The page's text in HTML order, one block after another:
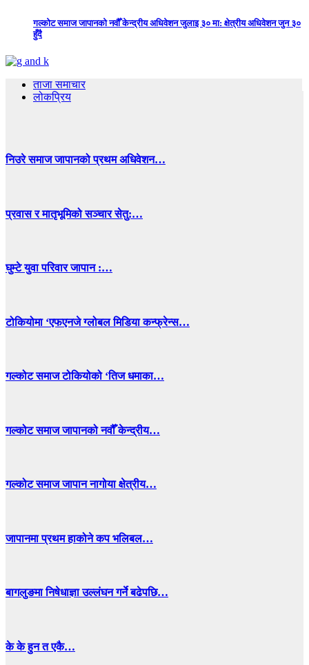
गल्कोट समाज जापानको नवौँ केन्द्रीय अधिवेशन जुलाइ ३० मा: क्षेत्रीय अधिवेशन जुन ३०
हुँदै
ताजा समाचार
लोकप्रिय
निउरे समाज जापानको प्रथम अधिवेशन…
प्रवास र मातृभूमिको सञ्चार सेतु:…
घुम्टे युवा परिवार जापान :…
टोकियोमा ‘एफएनजे ग्लोबल मिडिया कन्फ्रेन्स…
गल्कोट समाज टोकियोको ‘तिज धमाका…
गल्कोट समाज जापानको नवौँ केन्द्रीय…
गल्कोट समाज जापान नागोया क्षेत्रीय…
जापानमा प्रथम हाकोने कप भलिबल…
बागलुङमा निषेधाज्ञा उल्लंघन गर्ने बढेपछि…
के के हुन त एकै…